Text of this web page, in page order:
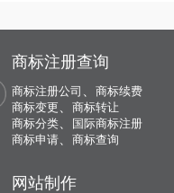
商标注册查询
商标注册公司
商标续费
商标变更
商标转让
商标分类、
国际商标注册
商标申请、 商标查询
网站制作